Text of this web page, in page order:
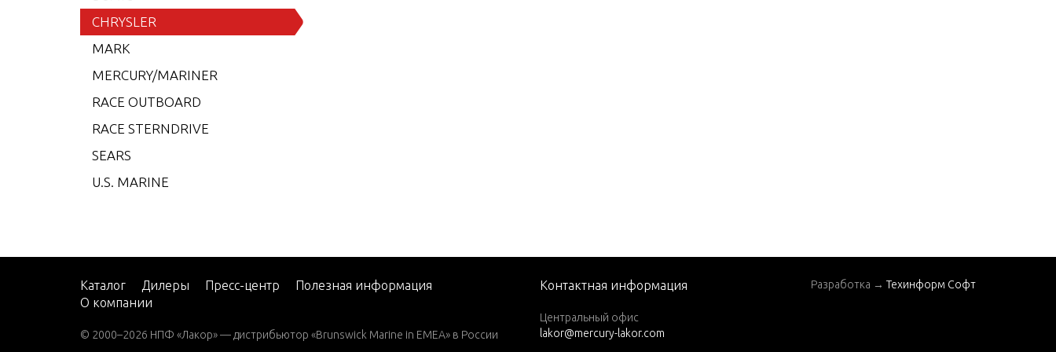
CHRYSLER
MARK
MERCURY/MARINER
RACE OUTBOARD
RACE STERNDRIVE
SEARS
U.S. MARINE
8 (1978)
8 (1979)
9.9 (1980)
Каталог Дилеры Пресс-центр
Полезная информация
О компании
© 2000–2026 НПФ «Лакор» — дистрибьютор «Brunswick Marine in EMEA» в России
Контактная информация
Центральный офис
lakor@mercury-lakor.com
Разработка → Техинформ Софт